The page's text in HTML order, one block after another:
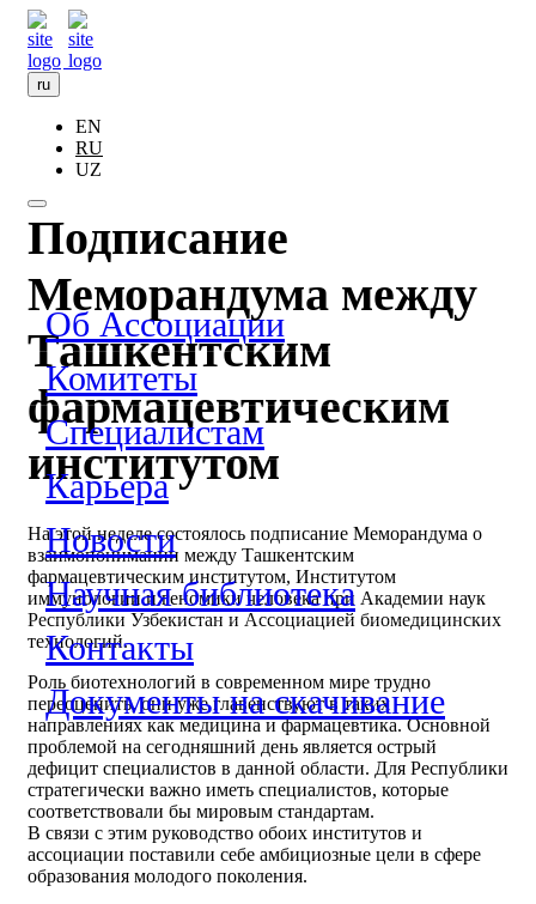
ru
EN
RU
UZ
Об Ассоциации
Комитеты
Специалистам
Карьера
Новости
Научная библиотека
Контакты
Документы на скачивание
Подписание
Меморандума между
Ташкентским
фармацевтическим
институтом
На этой неделе состоялось подписание Меморандума о
взаимопонимании между Ташкентским
фармацевтическим институтом, Институтом
иммунологии и геномики человека при Академии наук
Республики Узбекистан и Ассоциацией биомедицинских
технологий.
Роль биотехнологий в современном мире трудно
переоценить, они уже главенствуют в таких
направлениях как медицина и фармацевтика. Основной
проблемой на сегодняшний день является острый
дефицит специалистов в данной области. Для Республики
стратегически важно иметь специалистов, которые
соответствовали бы мировым стандартам.
В связи с этим руководство обоих институтов и
ассоциации поставили себе амбициозные цели в сфере
образования молодого поколения.